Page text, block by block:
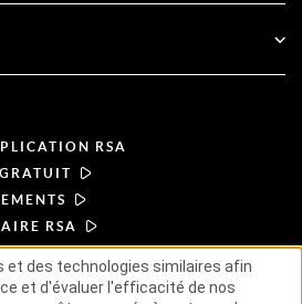
RSA
RSA
et des technologies similaires afin
et d'évaluer l'efficacité de nos